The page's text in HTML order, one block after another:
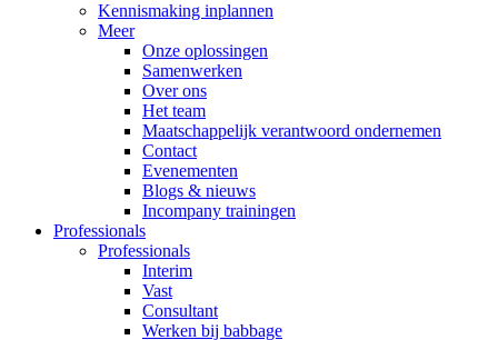
Kennismaking inplannen
Meer
Onze oplossingen
Samenwerken
Over ons
Het team
Maatschappelijk verantwoord ondernemen
Contact
Evenementen
Blogs & nieuws
Incompany trainingen
Professionals
Professionals
Interim
Vast
Consultant
Werken bij babbage